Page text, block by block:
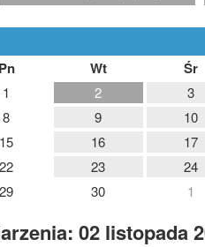
Pn Wt Śr
1 2 3
8
9 10
15
16 17
22
23 24
29
30 1
02 listopada